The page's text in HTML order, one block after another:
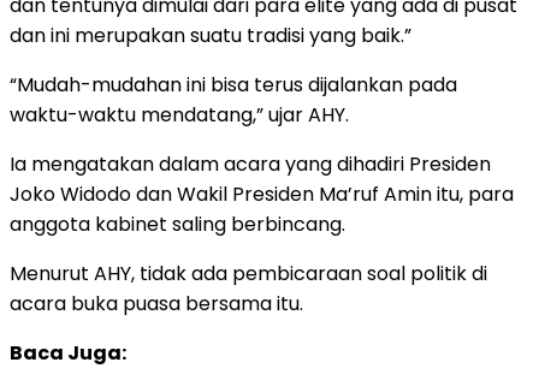
dan ini merupakan suatu tradisi yang baik.”
“Mudah-mudahan ini bisa terus dijalankan pada
waktu-waktu mendatang,” ujar AHY.
Ia mengatakan dalam acara yang dihadiri Presiden
Joko Widodo dan Wakil Presiden Ma’ruf Amin itu, para
anggota kabinet saling berbincang.
Menurut AHY, tidak ada pembicaraan soal politik di
acara buka puasa bersama itu.
Baca Juga: